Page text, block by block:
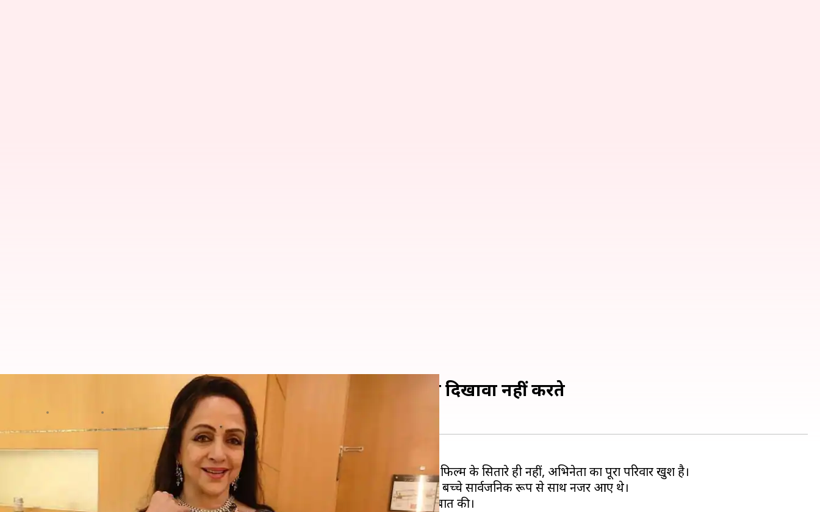
हेमा ने तोड़ी सनी देओल और बेटियों के रिश्ते पर चुप्पी, बोलीं- हम दिखावा नहीं करते
क्या है खबर?
सनी देओलकी फिल्म 'गदर 2' का जलवा देखने को मिल रहा है, जिससे फिल्म के सितारे ही नहीं, अभिनेता का पूरा परिवार खुश है।
हाल ही में ईशा देओल ने फिल्म की स्क्रीनिंग रखी थी, जिसमें कथित तौर पर पहली बार धर्मेंद्र के चारों बच्चे सार्वजनिक रूप से साथ नजर आए थे।
अबहेमा मालिनी